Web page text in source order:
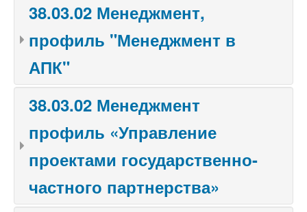
38.03.02 Менеджмент,
профиль "Менеджмент в
АПК"
38.03.02 Менеджмент
профиль «Управление
проектами государственно-
частного партнерства»